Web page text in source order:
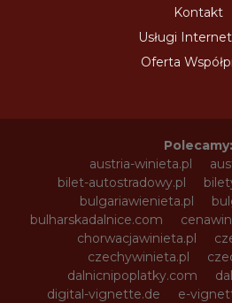
Kontakt
Usługi
Oferta
Polecamy:
austria-winieta.pl
bilet-autostradowy.pl
bulgariawienieta.pl
bulharskadalnice.com
chorwacjawinieta.pl
czechywinieta.pl
dalnicnipoplatky.com
digital-vignette.de
e-